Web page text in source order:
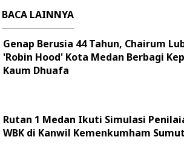
BACA LAINNYA
Genap Berusia 44 Tahun, Chairum
'Robin Hood' Kota Medan Berbagi
Kaum Dhuafa
Rutan 1 Medan Ikuti Simulasi
WBK di Kanwil Kemenkumham Sumut